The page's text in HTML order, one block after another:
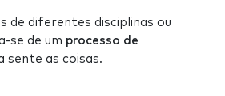
de diferentes disciplinas ou
se de um processo de
sente as coisas.